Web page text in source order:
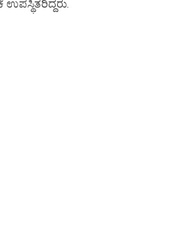
ಉಪಸ್ಥಿತರಿದ್ದರು.